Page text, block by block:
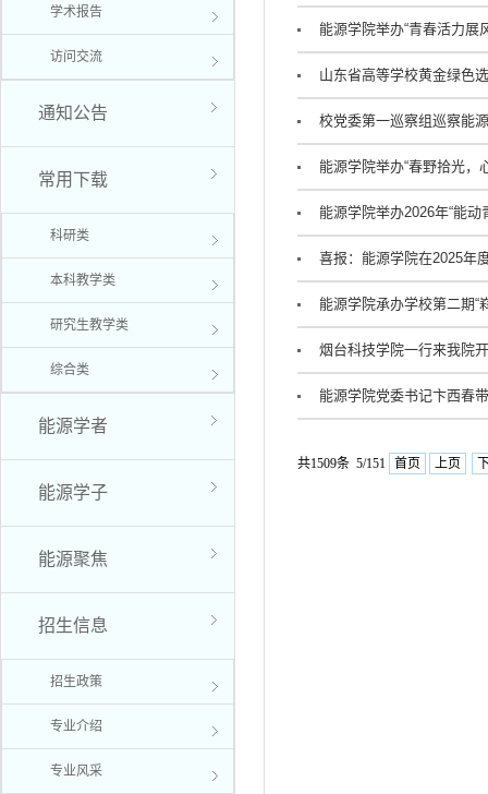
学术报告
访问交流
通知公告
常用下载
科研类
本科教学类
研究生教学类
综合类
能源学者
能源学子
能源聚焦
招生信息
招生政策
专业介绍
专业风采
能源学院举办“青春活力展
山东省高等学校黄金绿色
校党委第一巡察组巡察能
能源学院举办“春野拾光，
能源学院举办2026年“能
喜报：能源学院在2025年
能源学院承办学校第二期“
烟台科技学院一行来我院
能源学院党委书记卞西春
共1509条 5/151 首页 上页